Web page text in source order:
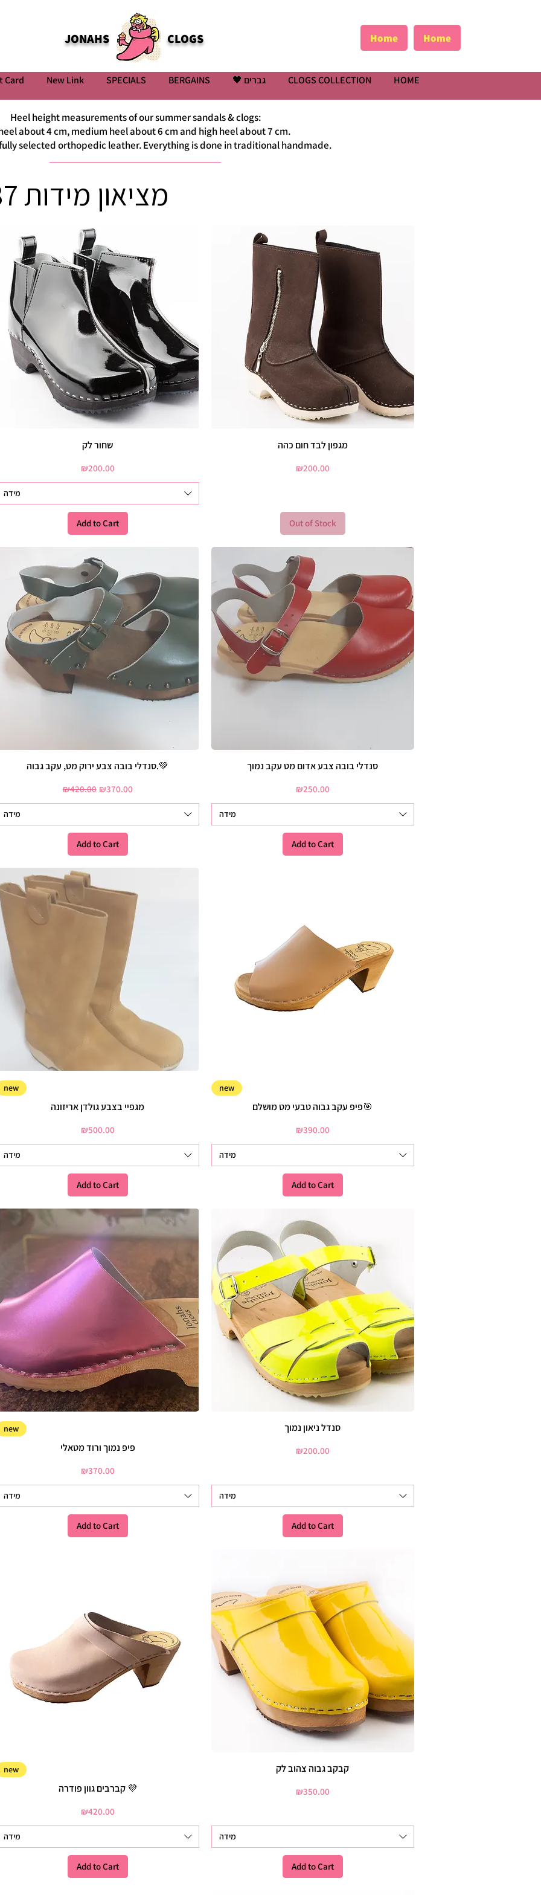
JONAHS CLOGS Home Home
HOME
CLOGS COLLECTION גברים 🖤 BERGAINS
SPECIALS
New Link
Card
Heel height measurements of our summer sandals & clogs:
about 4 cm, medium heel about 6 cm and high heel about 7 cm.
selected orthopedic leather. Everything is done in traditional handmade.
מציאון מידות 35-37
שחור לק
Price
₪200.00
מידה
Add to Cart
מגפון לבד חום כהה
Price
₪200.00
Out of Stock
סנדלי בובה צבע ירוק מט, עקב גבוה.💚
Regular Price
₪420.00 Sale Price
₪370.00
מידה
Add to Cart
סנדלי בובה צבע אדום מט עקב נמוך
Price
₪250.00
מידה
Add to Cart
new
מגפיי בצבע גולדן אריזונה
Price
₪500.00
מידה
Add to Cart
new
פיפ עקב גבוה טבעי מט מושלם🎯
Price
₪390.00
מידה
Add to Cart
new
פיפ נמוך ורוד מטאלי
Price
₪370.00
מידה
Add to Cart
סנדל ניאון נמוך
Price
₪200.00
מידה
Add to Cart
new
קברבים גוון פודרה 💜
Price
₪420.00
מידה
Add to Cart
קבקב גבוה צהוב לק
Price
₪350.00
מידה
Add to Cart